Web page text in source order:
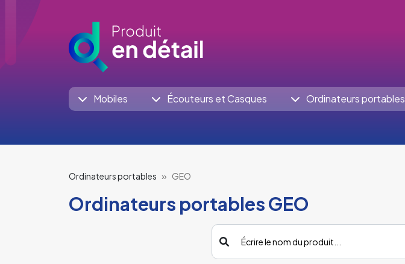
Mobiles Écouteurs et Casques Ordinateurs portables
Ordinateurs portables GEO
Ordinateurs portables GEO